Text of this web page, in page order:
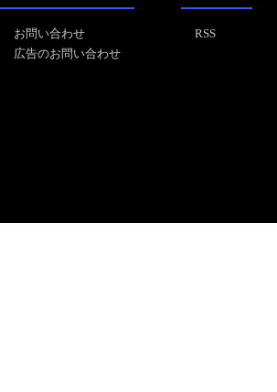
お問い合わせ
広告のお問い合わせ
RSS